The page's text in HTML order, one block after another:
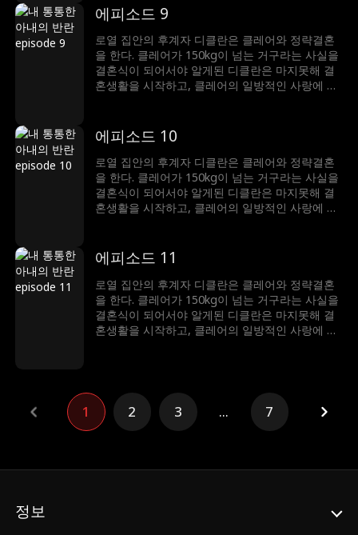
해 지독한 다이어트 끝에 아름다운 모습으로 다시
디클란의 앞에 나타나게 된다. 디클란에게 집착하
는 빅토리아의 방해 공작에도 둘은 서로에 대한 오
해를 깨닫고 디클란의 비밀을 클레어가 알게 되면
서 서로에 대한 진심을 표현하게 된다.
에피소드 9
로열 집안의 후계자 디클란은 클레어와 정략결혼
을 한다. 클레어가 150kg이 넘는 거구라는 사실을
결혼식이 되어서야 알게된 디클란은 마지못해 결
혼생활을 시작하고, 클레어의 일방적인 사랑에 스
해 지독한 다이어트 끝에 아름다운 모습으로 다시
디클란의 앞에 나타나게 된다. 디클란에게 집착하
는 빅토리아의 방해 공작에도 둘은 서로에 대한 오
해를 깨닫고 디클란의 비밀을 클레어가 알게 되면
서 서로에 대한 진심을 표현하게 된다.
에피소드 10
로열 집안의 후계자 디클란은 클레어와 정략결혼
을 한다. 클레어가 150kg이 넘는 거구라는 사실을
결혼식이 되어서야 알게된 디클란은 마지못해 결
혼생활을 시작하고, 클레어의 일방적인 사랑에 스
해 지독한 다이어트 끝에 아름다운 모습으로 다시
디클란의 앞에 나타나게 된다. 디클란에게 집착하
는 빅토리아의 방해 공작에도 둘은 서로에 대한 오
해를 깨닫고 디클란의 비밀을 클레어가 알게 되면
서 서로에 대한 진심을 표현하게 된다.
에피소드 11
로열 집안의 후계자 디클란은 클레어와 정략결혼
을 한다. 클레어가 150kg이 넘는 거구라는 사실을
결혼식이 되어서야 알게된 디클란은 마지못해 결
혼생활을 시작하고, 클레어의 일방적인 사랑에 스
디클란의 앞에 나타나게 된다. 디클란에게 집착하
는 빅토리아의 방해 공작에도 둘은 서로에 대한 오
해를 깨닫고 디클란의 비밀을 클레어가 알게 되면
서 서로에 대한 진심을 표현하게 된다.
1 2 3 ... 7
정보